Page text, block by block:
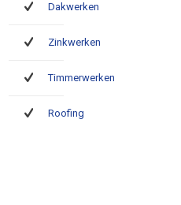
Dakwerken
Zinkwerken
Timmerwerken
Roofing